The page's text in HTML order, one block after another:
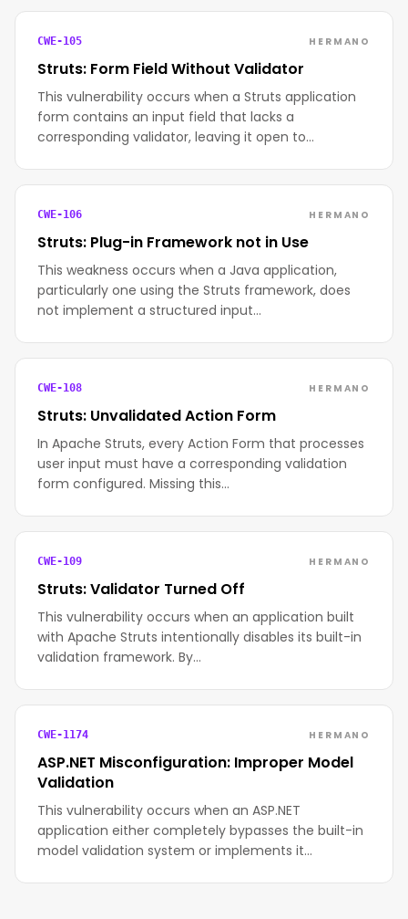
CWE-105 HERMANO
Struts: Form Field Without Validator
This vulnerability occurs when a Struts application
form contains an input field that lacks a
corresponding validator, leaving it open to…
CWE-106 HERMANO
Struts: Plug-in Framework not in Use
This weakness occurs when a Java application,
particularly one using the Struts framework, does
not implement a structured input…
CWE-108 HERMANO
Struts: Unvalidated Action Form
In Apache Struts, every Action Form that processes
user input must have a corresponding validation
form configured. Missing this…
CWE-109 HERMANO
Struts: Validator Turned Off
This vulnerability occurs when an application built
with Apache Struts intentionally disables its built-in
validation framework. By…
CWE-1174 HERMANO
ASP.NET Misconfiguration: Improper Model
Validation
This vulnerability occurs when an ASP.NET
application either completely bypasses the built-in
model validation system or implements it…